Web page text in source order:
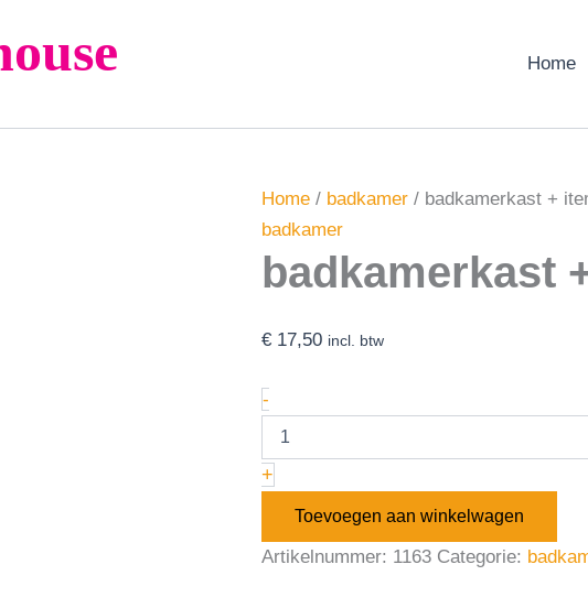
Home
Home / badkamer / badkamerkast +
badkamer
badkamerkast
€ 17,50 incl. btw
-
+
Toevoegen aan winkelwagen
Artikelnummer: 1163 Categorie: